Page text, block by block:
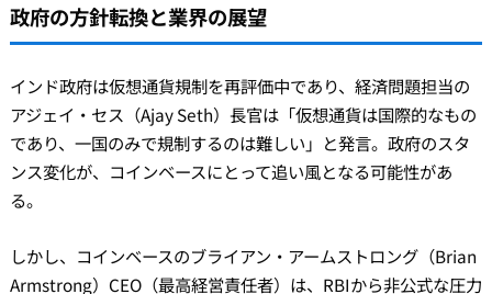
政府の方針転換と業界の展望
インド政府は仮想通貨規制を再評価中であり、経済問題担当の
アジェイ・セス（Ajay Seth）長官は「仮想通貨は国際的なもの
であり、一国のみで規制するのは難しい」と発言。政府のスタ
ンス変化が、コインベースにとって追い風となる可能性があ
る。
しかし、コインベースのブライアン・アームストロング（Brian
Armstrong）CEO（最高経営責任者）は、RBIから非公式な圧力